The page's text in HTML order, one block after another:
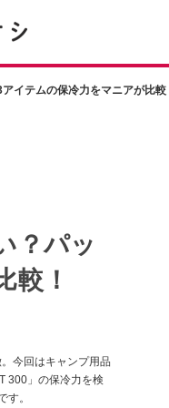
イテムの保冷力をマニアが比較
？パッ
較！
今回はキャンプ用品
300」の保冷力を検
。